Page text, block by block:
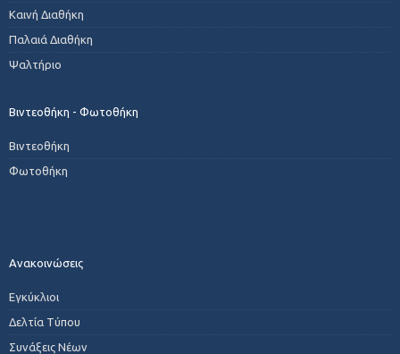
Καινή Διαθήκη
Παλαιά Διαθήκη
Ψαλτήριο
Βιντεοθήκη - Φωτοθήκη
Βιντεοθήκη
Φωτοθήκη
Ανακοινώσεις
Εγκύκλιοι
Δελτία Τύπου
Συνάξεις Νέων